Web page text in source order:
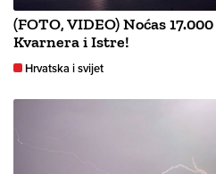
(FOTO, VIDEO) Noćas
Kvarnera i Istre!
Hrvatska i svijet